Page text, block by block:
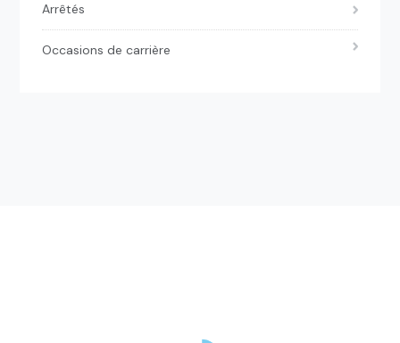
Arrêtés
Occasions de carrière